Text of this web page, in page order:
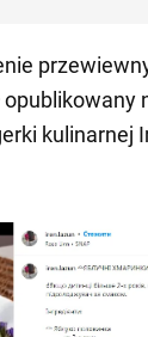
opublikowany
kulinarnej